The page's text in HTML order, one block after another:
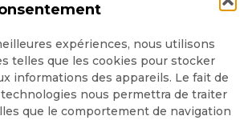
expériences, nous utilisons
telles que les cookies pour stocker
informations des appareils. Le fait de
nous permettra de traiter
que le comportement de navigation